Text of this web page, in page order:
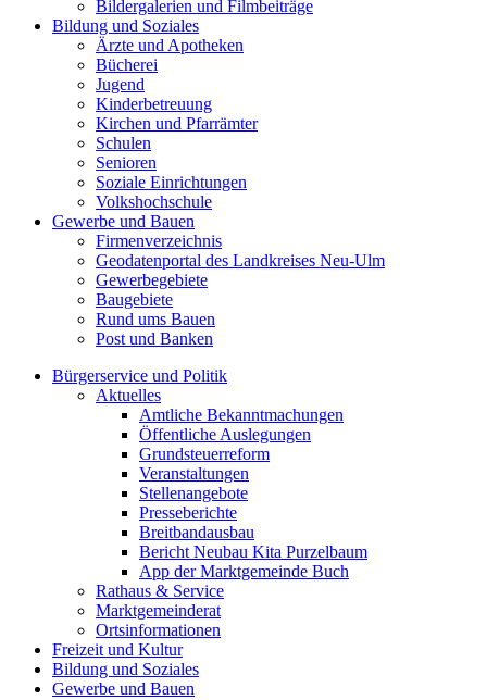
Bildergalerien und Filmbeiträge
Bildung und Soziales
Ärzte und Apotheken
Bücherei
Jugend
Kinderbetreuung
Kirchen und Pfarrämter
Schulen
Senioren
Soziale Einrichtungen
Volkshochschule
Gewerbe und Bauen
Firmenverzeichnis
Geodatenportal des Landkreises Neu-Ulm
Gewerbegebiete
Baugebiete
Rund ums Bauen
Post und Banken
Bürgerservice und Politik
Aktuelles
Amtliche Bekanntmachungen
Öffentliche Auslegungen
Grundsteuerreform
Veranstaltungen
Stellenangebote
Presseberichte
Breitbandausbau
Bericht Neubau Kita Purzelbaum
App der Marktgemeinde Buch
Rathaus & Service
Marktgemeinderat
Ortsinformationen
Freizeit und Kultur
Bildung und Soziales
Gewerbe und Bauen